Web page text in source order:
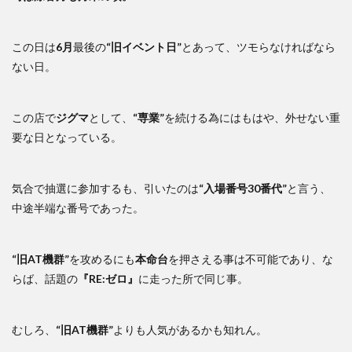
この日は6月最後の“旧イベント日”とあって、ツモらなければなら
ない日。
この店でジグマとして、 “専業”を続ける為にはもはや、外せない重
要な日となっている。
気合で抽選に参加するも、引いたのは“入場番号30番代”と言う、
中途半端な番号であった。
“旧AT機群”を攻めるにも本命台を押さえる事は不可能であり、な
らば、話題の 『RE:ゼロ』 に走った所で同じ事。
むしろ、 “旧AT機群”よりも人気があるかも知れん。